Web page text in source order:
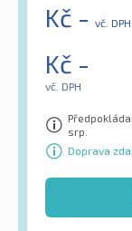
Kč - vč. DPH
Kč -
vč. DPH
srp.
Doprava